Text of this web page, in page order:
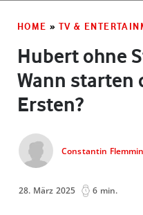
HOME » TV &
Hubert ohne
Wann starten
Ersten?
Constantin
28. März 2025 6 min.